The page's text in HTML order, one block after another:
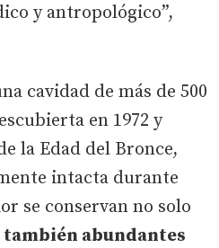
y antropológico”,
cavidad de más de 500
en 1972 y
la Edad del Bronce,
intacta durante
se conservan no solo
también abundantes